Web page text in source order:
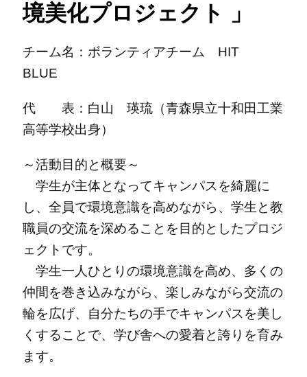
境美化プロジェクト 」
チーム名：ボランティアチーム HIT
BLUE
代 表：白山 瑛琉（青森県立十和田工業
高等学校出身）
～活動目的と概要～
学生が主体となってキャンパスを綺麗に
し、全員で環境意識を高めながら、学生と教
職員の交流を深めることを目的としたプロジ
ェクトです。
学生一人ひとりの環境意識を高め、多くの
仲間を巻き込みながら、楽しみながら交流の
輪を広げ、自分たちの手でキャンパスを美し
くすることで、学び舎への愛着と誇りを育み
ます。